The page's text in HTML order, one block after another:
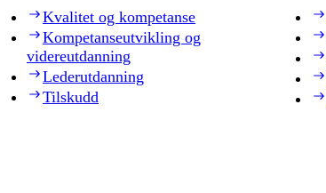
Kvalitet og kompetanse
Kompetanseutvikling og
videreutdanning
Lederutdanning
Tilskudd